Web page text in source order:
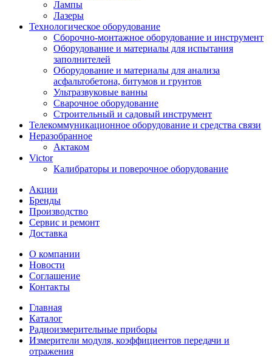
Лампы
Лазеры
Технологическое оборудование
Сборочно-монтажное оборудование и инструмент
Оборудование и материалы для испытания
заполнителей
Оборудование и материалы для анализа
асфальтобетона, битумов и грунтов
Ультразвуковые ванны
Сварочное оборудование
Строительный и садовый инструмент
Телекоммуникационное оборудование и средства связи
Неразобранное
Актаком
Victor
Калибраторы и поверочное оборудование
Акции
Бренды
Производство
Сервис и ремонт
Доставка
О компании
Новости
Соглашение
Контакты
Главная
Каталог
Радиоизмерительные приборы
Измерители модуля, коэффициентов передачи и
отражения